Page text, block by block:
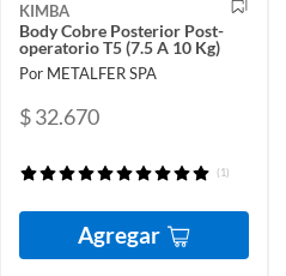
KIMBA
Body Cobre Posterior Post-
operatorio T5 (7.5 A 10 Kg)
Por METALFER SPA
$ 32.670
(1)
Agregar